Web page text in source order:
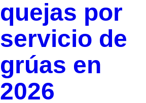
quejas por
servicio de
grúas en
2026